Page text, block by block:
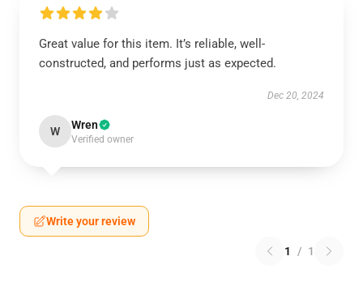
Great value for this item. It’s reliable, well-
constructed, and performs just as expected.
Dec 20, 2024
W Wren
Verified owner
Write your review
1 / 1